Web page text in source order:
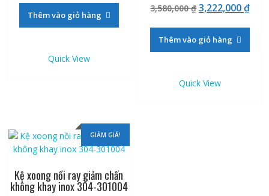
là:
4,450,000 ₫.
4,005,000 ₫.
Thêm vào giỏ hàng
Quick View
3,580,000₫Giá
là:
3,580,000 ₫.
3,222,000₫Giá
Thêm vào giỏ hàng
Quick View
GIẢM GIÁ!
Kệ xoong nồi ray giảm chấn
không khay inox 304-301004